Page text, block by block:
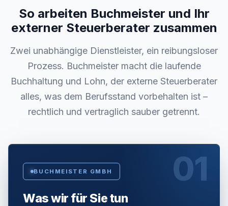
So arbeiten Buchmeister und Ihr
externer Steuerberater zusammen
Zwei unabhängige Dienstleister, ein reibungsloser
Prozess. Buchmeister macht die laufende
Buchhaltung und Lohn, der externe Steuerberater
alles, was dem Berufsstand vorbehalten ist –
rechtlich und vertraglich sauber getrennt.
01
BUCHMEISTER GMBH
Was wir für Sie tun